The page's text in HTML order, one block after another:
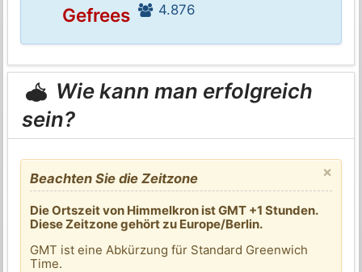
Gefrees
4.876
Wie kann man erfolgreich
sein?
×
Beachten Sie die Zeitzone
Die Ortszeit von Himmelkron ist GMT +1 Stunden.
Diese Zeitzone gehört zu Europe/Berlin.
GMT ist eine Abkürzung für Standard Greenwich
Time.